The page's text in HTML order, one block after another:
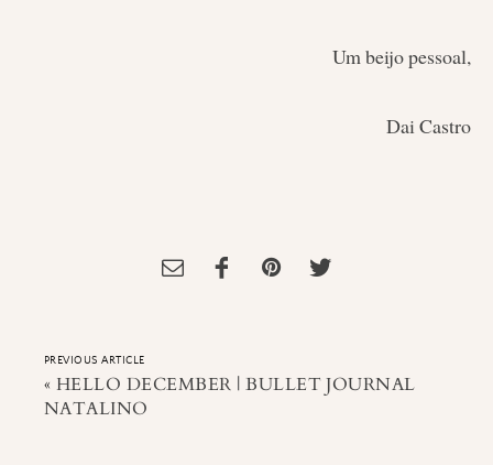
Um beijo pessoal,
Dai Castro
PREVIOUS ARTICLE
« HELLO DECEMBER | BULLET JOURNAL
NATALINO